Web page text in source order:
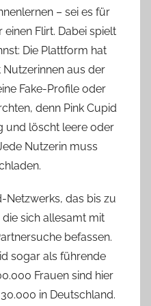
– sei es für
Flirt. Dabei spielt
Die Plattform hat
aus der
Fake-Profile oder
denn Pink Cupid
und löscht leere oder
Nutzerin muss
Netzwerks, das bis zu
sich allesamt mit
befassen.
sogar als führende
Frauen sind hier
in Deutschland.